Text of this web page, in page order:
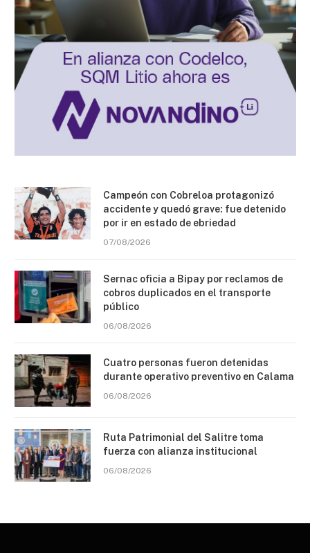
Campeón con Cobreloa protagonizó
accidente y quedó grave: fue detenido
por ir en estado de ebriedad
07/08/2026
Sernac oficia a Bipay por reclamos de
cobros duplicados en el transporte
público
06/08/2026
Cuatro personas fueron detenidas
durante operativo preventivo en Calama
06/08/2026
Ruta Patrimonial del Salitre toma
fuerza con alianza institucional
06/08/2026